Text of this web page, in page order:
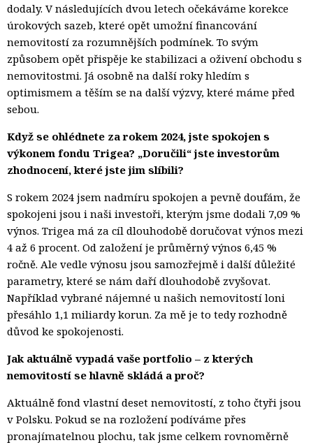
dodaly. V následujících dvou letech očekáváme korekce
úrokových sazeb, které opět umožní financování
nemovitostí za rozumnějších podmínek. To svým
způsobem opět přispěje ke stabilizaci a oživení obchodu s
nemovitostmi. Já osobně na další roky hledím s
optimismem a těším se na další výzvy, které máme před
sebou.
Když se ohlédnete za rokem 2024, jste spokojen s
výkonem fondu Trigea? „Doručili“ jste investorům
zhodnocení, které jste jim slíbili?
S rokem 2024 jsem nadmíru spokojen a pevně doufám, že
spokojeni jsou i naši investoři, kterým jsme dodali 7,09 %
výnos. Trigea má za cíl dlouhodobě doručovat výnos mezi
4 až 6 procent. Od založení je průměrný výnos 6,45 %
ročně. Ale vedle výnosu jsou samozřejmě i další důležité
parametry, které se nám daří dlouhodobě zvyšovat.
Například vybrané nájemné u našich nemovitostí loni
přesáhlo 1,1 miliardy korun. Za mě je to tedy rozhodně
důvod ke spokojenosti.
Jak aktuálně vypadá vaše portfolio – z kterých
nemovitostí se hlavně skládá a proč?
Aktuálně fond vlastní deset nemovitostí, z toho čtyři jsou
v Polsku. Pokud se na rozložení podíváme přes
pronajímatelnou plochu, tak jsme celkem rovnoměrně